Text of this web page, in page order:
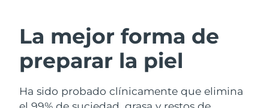
La mejor forma de
preparar la piel
Ha sido probado clínicamente que elimina
Limpieza facial
LUNA™ 4 pack
Lifting facial
BEAR™ 2 pack
Baréin Entrega prevista
Bélgica
Bermudas Entrega prevista